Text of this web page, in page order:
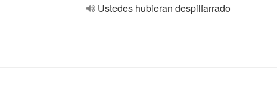
Ustedes hubieran despilfarrado